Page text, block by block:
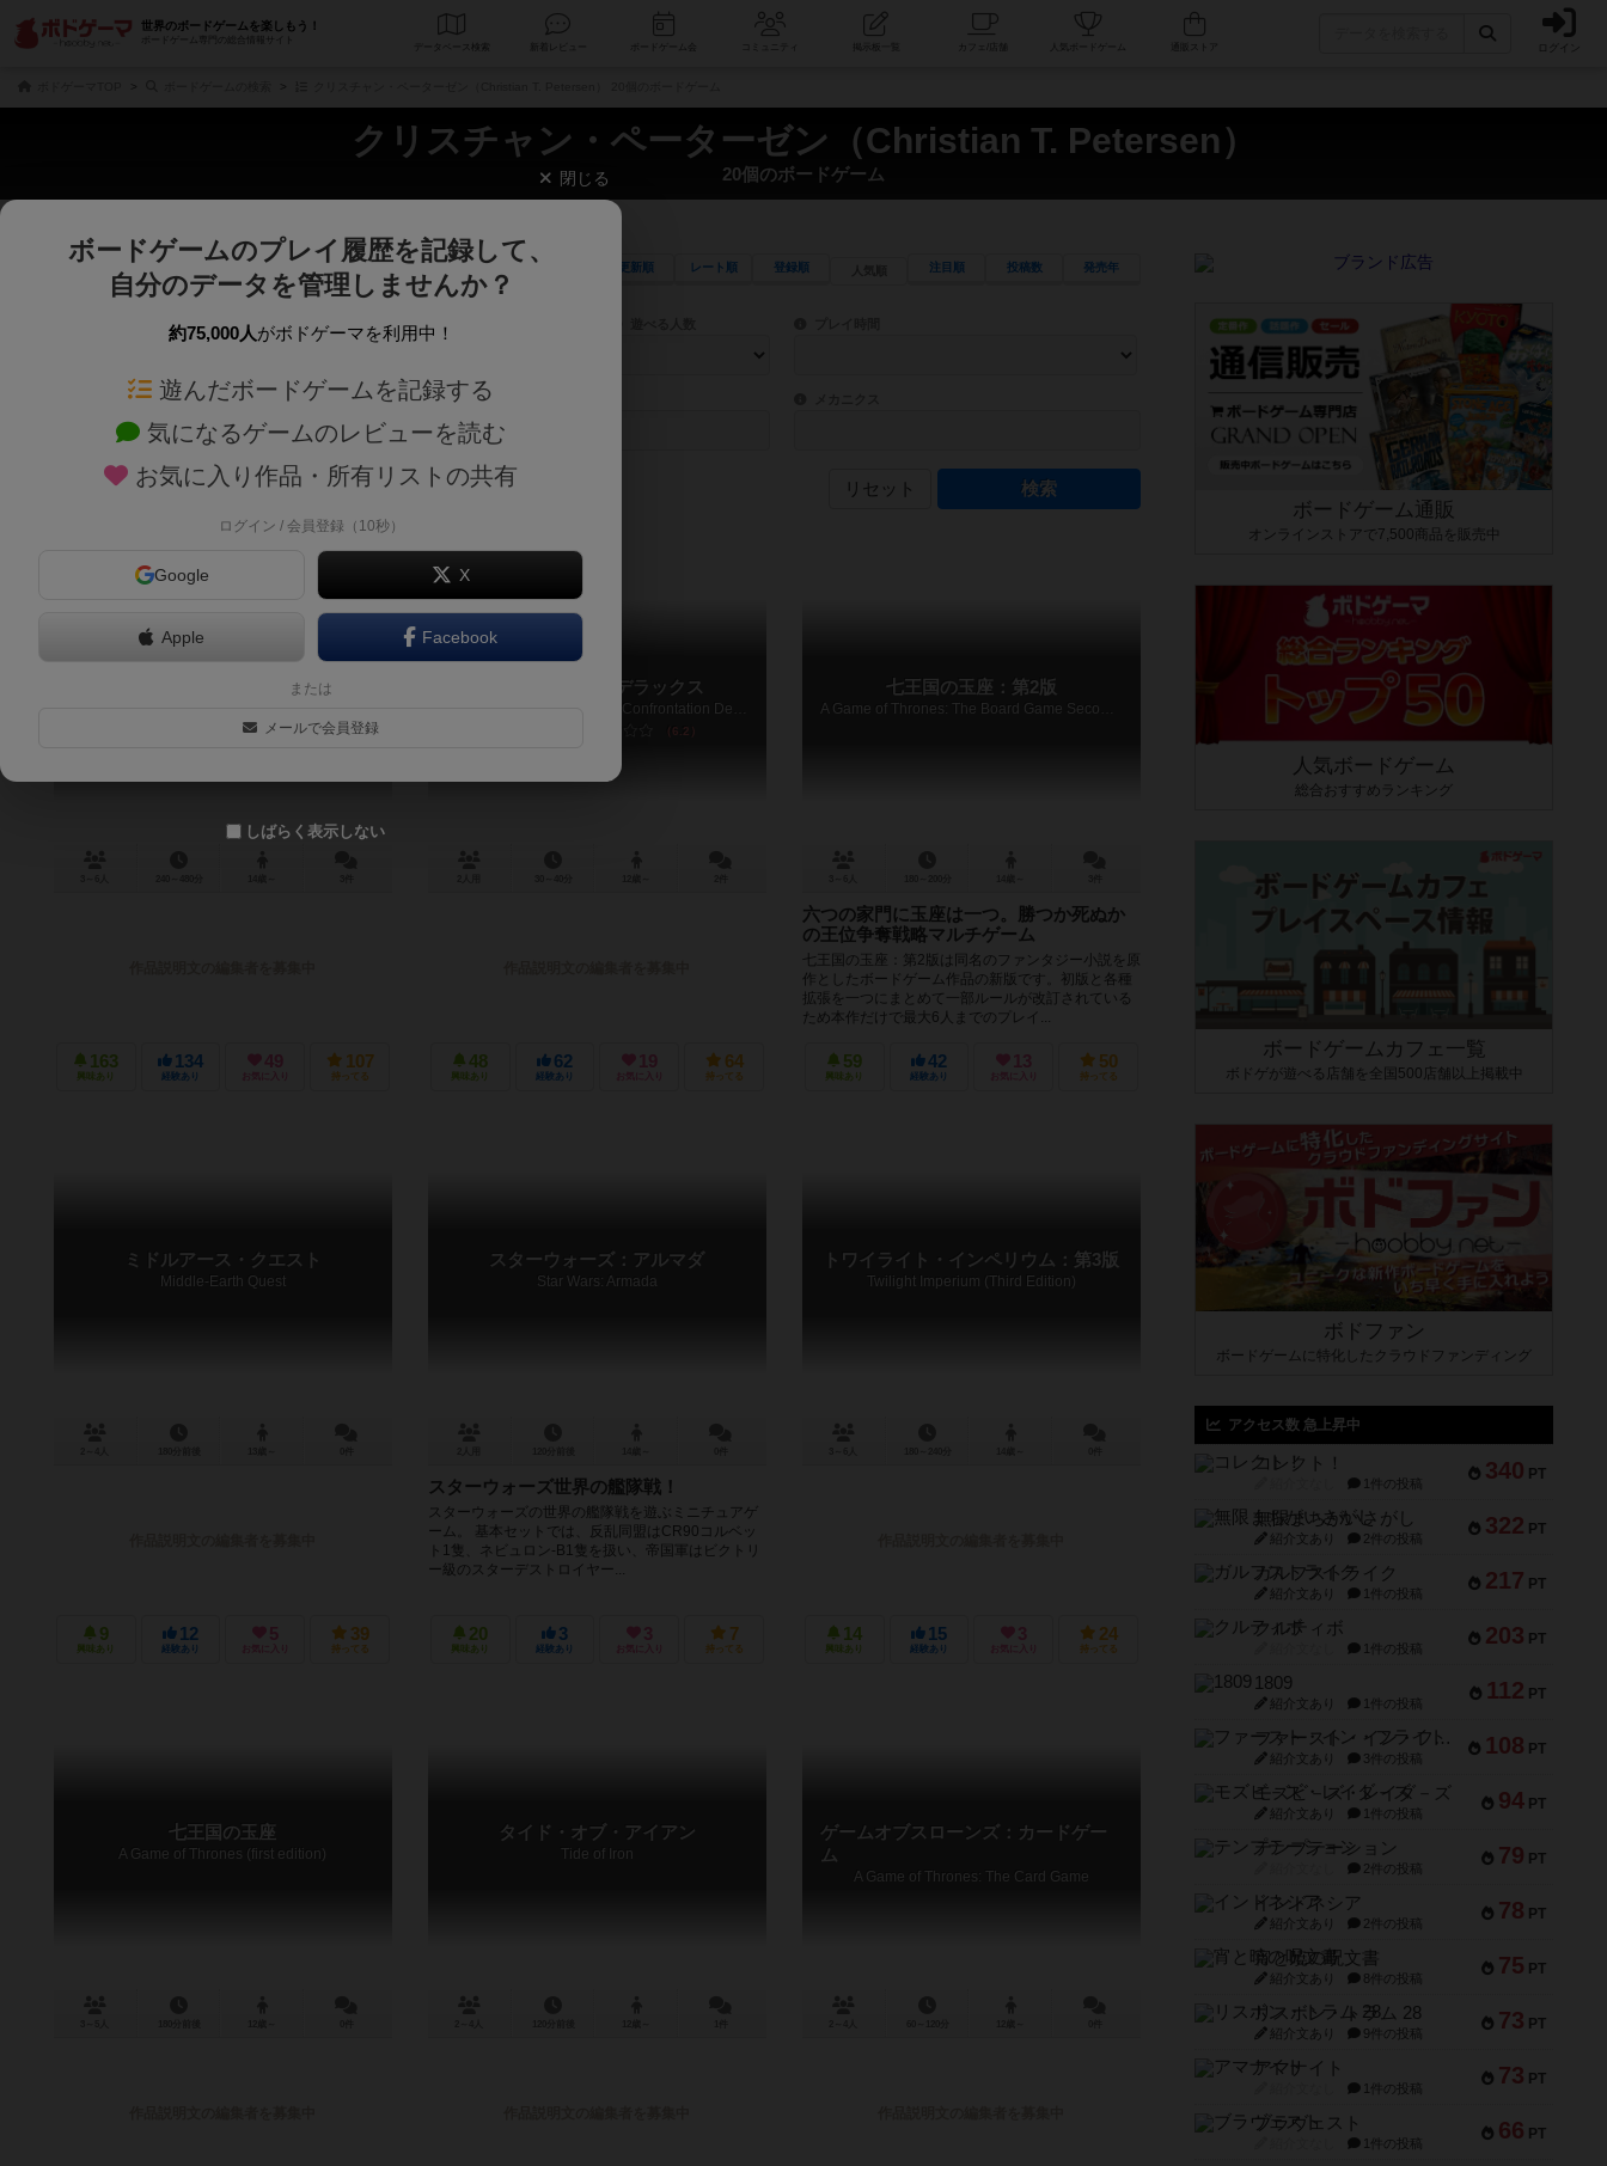
世界のボードゲームを楽しもう！
ボードゲーム専門の総合情報サイト
データベース コミュニティ 人気ボードゲーム ログイン
クリスチャン・ペーターゼン（Christian T. Petersen）
20個のボードゲーム
じっくり表示 更新順 レート順 登録順 注目順 投稿数 発売年
商品名、商品説明文、デザイナー名、テーマ名、メカニクス名を対象にフリーワード検索ができます。
ゲームデザイナー名を指定して検索できます。
ゲームデザイナー 目安となる所要時間を指定することができます。マニュアルを読む時間や参加者へのルール説明時間は含まれていないため、初めて
対象年齢を指定します。 世界観や登場人物などモチーフ・ストーリーを指定することができます。直感的にゲームシステムを理解できるよう、中世ファンタジー・クッキング・海賊同士の対決など、ゲームコンセプトを絞
テーマ/フレーバー ゲーム性を構成するコアシステムです。主にボードゲームに慣れている方向けの絞込機能です。例えば「ダイスロール」はランダ
リセット
トワイライト・インペリウム：第4版
6.5
163
興味あり
134
経験あり
49
お気に入り
107
持ってる
指輪物語：対決デラックス
6.2
48
興味あり
62
経験あり
19
お気に入り
64
持ってる
七王国の玉座：第2版
六つの家門に玉座は一つ。勝つか死ぬか
の王位争奪戦略マルチゲーム
七王国の玉座：第2版は同名のファンタジー小説を原
作としたボードゲーム作品の新版です。初版と各種
拡張を一つにまとめて一部ルールが改訂されている
ため本作だけで最大6人までのプレイ...
59
興味あり
42
経験あり
13
お気に入り
50
持ってる
ミドルアース・クエスト
Middle-Earth Quest
9
興味あり
12
経験あり
5
お気に入り
39
持ってる
スターウォーズ：アルマダ
Star Wars: Armada
スターウォーズ世界の艦隊戦！
スターウォーズの世界の艦隊戦を遊ぶミニチュアゲ
ーム。 基本セットでは、反乱同盟はCR90コルベッ
ト1隻、ネビュロン-B1隻を扱い、帝国軍はビクトリ
ー級のスターデストロイヤー...
20
興味あり
3
経験あり
3
お気に入り
7
持ってる
トワイライト・インペリウム：第3版
Twilight Imperium (Third Edition)
14
興味あり
15
経験あり
3
お気に入り
24
持ってる
七王国の玉座
A Game of Thrones (first edition)
タイド・オブ・アイアン
Tide of Iron
ゲームオブスローンズ：カードゲー
ム
A Game of Thrones: The Card Game
ボードゲーム通販
オンラインストアで7,500商品を販売中
人気ボードゲーム
総合おすすめランキング
ボードゲームカフェ一覧
ボドゲが遊べる店舗を全国500店舗以上掲載中
ボドファン
ボードゲームに特化したクラウドファンディング
アクセス数 急上昇中
340 PT
コレクト！
1件の投稿
322 PT
無限まちがいさがし
紹介文あり 2件の投稿
217 PT
ガルフストライク
紹介文あり 1件の投稿
203 PT
クルティボ
1件の投稿
112 PT
1809
紹介文あり 1件の投稿
108 PT
ファースト・イン・フライト
紹介文あり 3件の投稿
94 PT
モズビ－ズ・レイダ－ズ
紹介文あり 1件の投稿
79 PT
テンプテーション
2件の投稿
78 PT
インドネシア
紹介文あり 2件の投稿
75 PT
宵と暁の呪文書
紹介文あり 8件の投稿
73 PT
リスボン・トラム 28
紹介文あり 9件の投稿
73 PT
アマナイト
1件の投稿
66 PT
ブラヴェスト
1件の投稿
閉じる
ボードゲームのプレイ履歴を記録して、
自分のデータを管理しませんか？
約75,000人がボドゲーマを利用中！
遊んだボードゲームを記録する
気になるゲームのレビューを読む
お気に入り作品・所有リストの共有
ログイン / 会員登録（10秒）
Google X
Apple Facebook
または
メールで会員登録
しばらく表示しない